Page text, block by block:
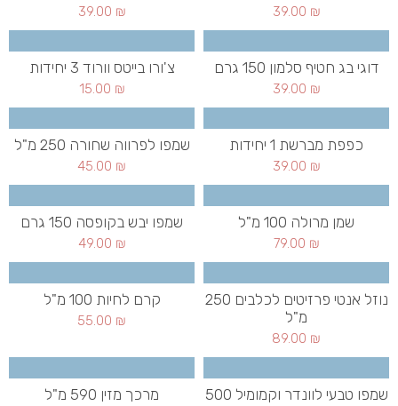
39.00 ₪
39.00 ₪
דוגי בג חטיף סלמון 150 גרם
39.00 ₪
צ'ורו בייטס וורוד 3 יחידות
15.00 ₪
כפפת מברשת 1 יחידות
39.00 ₪
שמפו לפרווה שחורה 250 מ"ל
45.00 ₪
שמן מרולה 100 מ"ל
79.00 ₪
שמפו יבש בקופסה 150 גרם
49.00 ₪
נוזל אנטי פרזיטים לכלבים 250
מ"ל
89.00 ₪
קרם לחיות 100 מ"ל
55.00 ₪
שמפו טבעי לוונדר וקמומיל 500
מרכך מזין 590 מ"ל